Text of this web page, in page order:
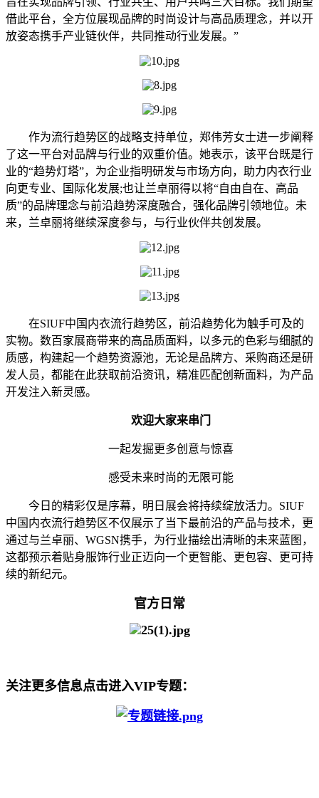
借此平台，全方位展现品牌的时尚设计与高品质理念，并以开
放姿态携手产业链伙伴，共同推动行业发展。”
作为流行趋势区的战略支持单位，郑伟芳女士进一步阐释
了这一平台对品牌与行业的双重价值。她表示，该平台既是行
业的“趋势灯塔”，为企业指明研发与市场方向，助力内衣行业
向更专业、国际化发展;也让兰卓丽得以将“自由自在、高品
质”的品牌理念与前沿趋势深度融合，强化品牌引领地位。未
来，兰卓丽将继续深度参与，与行业伙伴共创发展。
在SIUF中国内衣流行趋势区，前沿趋势化为触手可及的
实物。数百家展商带来的高品质面料，以多元的色彩与细腻的
质感，构建起一个趋势资源池，无论是品牌方、采购商还是研
发人员，都能在此获取前沿资讯，精准匹配创新面料，为产品
开发注入新灵感。
欢迎大家来串门
一起发掘更多创意与惊喜
感受未来时尚的无限可能
今日的精彩仅是序幕，明日展会将持续绽放活力。SIUF
中国内衣流行趋势区不仅展示了当下最前沿的产品与技术，更
通过与兰卓丽、WGSN携手，为行业描绘出清晰的未来蓝图，
这都预示着贴身服饰行业正迈向一个更智能、更包容、更可持
续的新纪元。
官方日常
关注更多信息点击进入VIP专题：